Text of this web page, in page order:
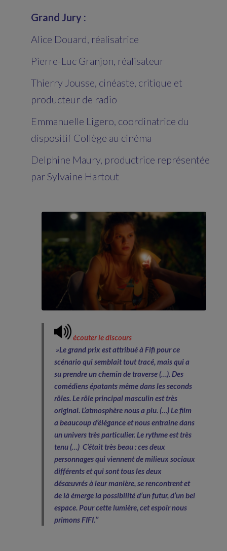
Grand Jury :
Alice Douard, réalisatrice
Pierre-Luc Granjon, réalisateur
Thierry Jousse, cinéaste, critique et
producteur de radio
Emmanuelle Ligero, coordinatrice du
dispositif Collège au cinéma
Delphine Maury, productrice représentée
par Sylvaine Hartout
écouter le discours
»Le grand prix est attribué à Fifi pour ce
scénario qui semblait tout tracé, mais qui a
su prendre un chemin de traverse (…). Des
comédiens épatants même dans les seconds
rôles. Le rôle principal masculin est très
original. L’atmosphère nous a plu. (…) Le film
a beaucoup d’élégance et nous entraine dans
un univers très particulier. Le rythme est très
tenu (…) C’était très beau : ces deux
personnages qui viennent de milieux sociaux
différents et qui sont tous les deux
désœuvrés à leur manière, se rencontrent et
de là émerge la possibilité d’un futur, d’un bel
espace. Pour cette lumière, cet espoir nous
primons FIFI.’’